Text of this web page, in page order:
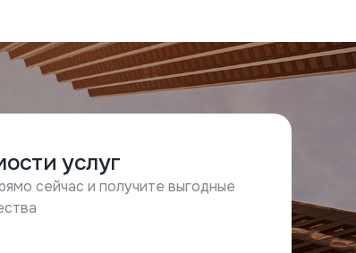
услуг
сейчас и получите выгодные